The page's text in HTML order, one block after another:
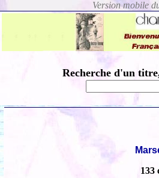
Recherche d'un
133